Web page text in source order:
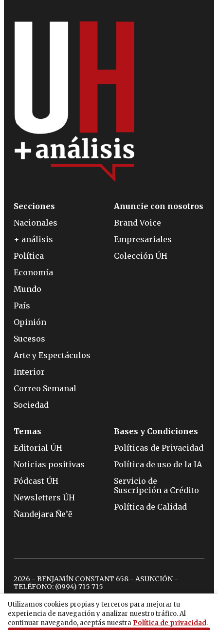
Utilizamos cookies propias y terceros para mejorar tu
experiencia de navegación y analizar nuestro tráfico. Al
continuar navegando, aceptás nuestra Política de privacidad.
Secciones
Nacionales
+ análisis
Política
Economía
Mundo
País
Opinión
Sucesos
Arte y Espectáculos
Interior
Correo Semanal
Sociedad
Anuncie con nosotros
Brand Voice
Empresariales
Colección ÚH
Temas
Editorial ÚH
Noticias positivas
Pódcast ÚH
Newsletters ÚH
Ñandejara Ñe’ẽ
Bases y Condiciones
Políticas de Privacidad
Política de uso de la IA
Servicio de
Suscripción a Crédito
Política de Calidad
2026 - BENJAMÍN CONSTANT 658 - ASUNCIÓN -
TELÉFONO: (0994) 715 715
twitterinstagram
facebook
tiktokyoutubespotify